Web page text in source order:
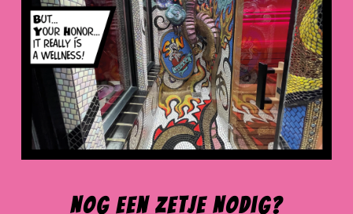
Nog een Zetje Nodig?